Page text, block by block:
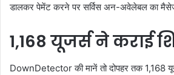
डालकर पेमेंट करने पर सर्विस अन-अवेलेबल का मैसेज
1,168 यूजर्स ने कराई
DownDetector की मानें तो दोपहर तक 1,168